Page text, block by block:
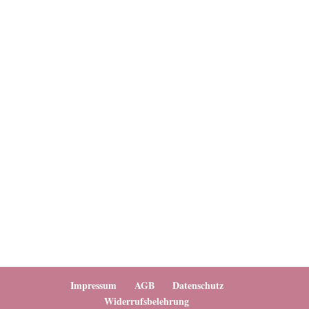
Impressum AGB
Datenschutz
Widerrufsbelehrung